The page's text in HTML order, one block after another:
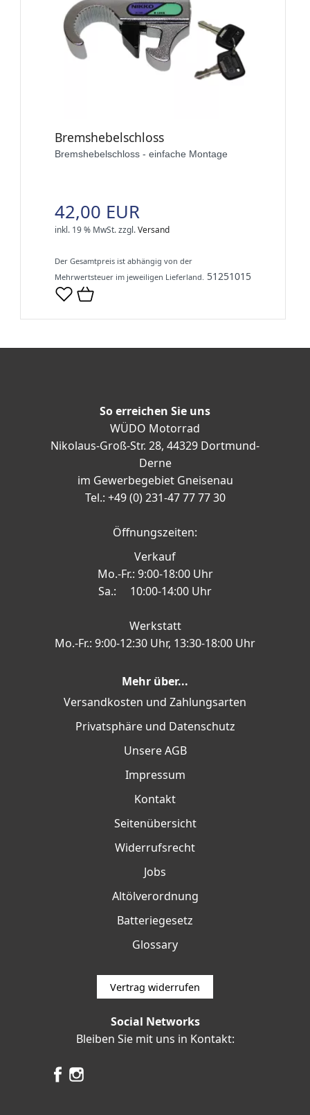
Bremshebelschloss
Bremshebelschloss - einfache Montage
42,00 EUR
inkl. 19 % MwSt.zzgl.Versand
Der Gesamtpreis ist abhängig von der
Mehrwertsteuer im jeweiligen Lieferland. 51251015
So erreichen Sie uns
WÜDO Motorrad
Nikolaus-Groß-Str. 28, 44329 Dortmund-
Derne
im Gewerbegebiet Gneisenau
Tel.: +49 (0) 231-47 77 77 30
Öffnungszeiten:
Verkauf
Mo.-Fr.: 9:00-18:00 Uhr
Sa.: 10:00-14:00 Uhr
Werkstatt
Mo.-Fr.: 9:00-12:30 Uhr, 13:30-18:00 Uhr
Mehr über...
Versandkosten und Zahlungsarten
Privatsphäre und Datenschutz
Unsere AGB
Impressum
Kontakt
Seitenübersicht
Widerrufsrecht
Jobs
Altölverordnung
Batteriegesetz
Glossary
Vertrag widerrufen
Social Networks
Bleiben Sie mit uns in Kontakt: